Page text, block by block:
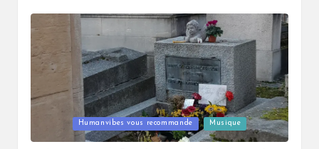
Humanvibes vous recommande Musique